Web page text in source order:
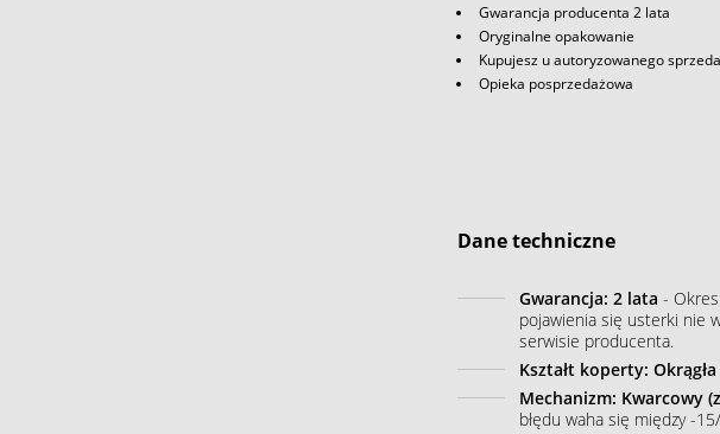
Gwarancja producenta 2 lata
Oryginalne opakowanie
Kupujesz u autoryzowanego
Opieka posprzedażowa
Dane techniczne
Gwarancja: 2 lata -
pojawienia się usterki nie
serwisie producenta.
Kształt koperty: Okrągła
Mechanizm: Kwarcowy
błędu waha się między -